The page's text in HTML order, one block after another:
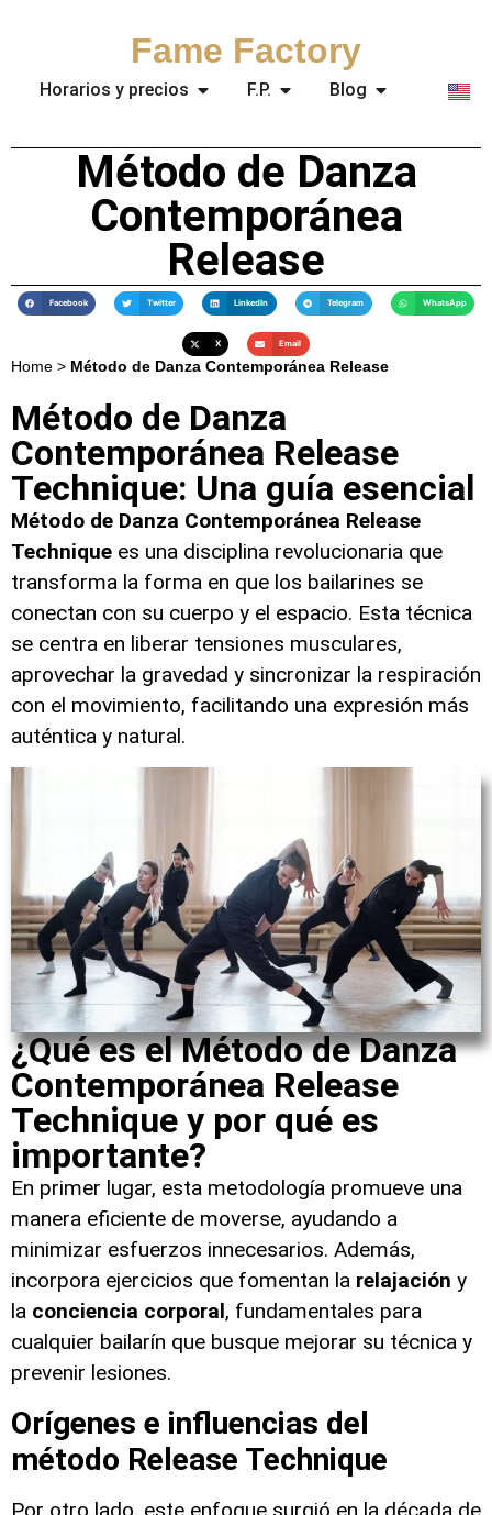
Fame Factory
Horarios y precios F.P. Blog
Método de Danza
Contemporánea
Release
Facebook Twitter LinkedIn Telegram WhatsApp
X Email
Home > Método de Danza Contemporánea Release
Método de Danza
Contemporánea Release
Technique: Una guía esencial
Método de Danza Contemporánea Release
Technique es una disciplina revolucionaria que
transforma la forma en que los bailarines se
conectan con su cuerpo y el espacio. Esta técnica
se centra en liberar tensiones musculares,
aprovechar la gravedad y sincronizar la respiración
con el movimiento, facilitando una expresión más
auténtica y natural.
¿Qué es el Método de Danza
Contemporánea Release
Technique y por qué es
importante?
En primer lugar, esta metodología promueve una
manera eficiente de moverse, ayudando a
minimizar esfuerzos innecesarios. Además,
incorpora ejercicios que fomentan la relajación y
la conciencia corporal, fundamentales para
cualquier bailarín que busque mejorar su técnica y
prevenir lesiones.
Orígenes e influencias del
método Release Technique
Por otro lado, este enfoque surgió en la década de